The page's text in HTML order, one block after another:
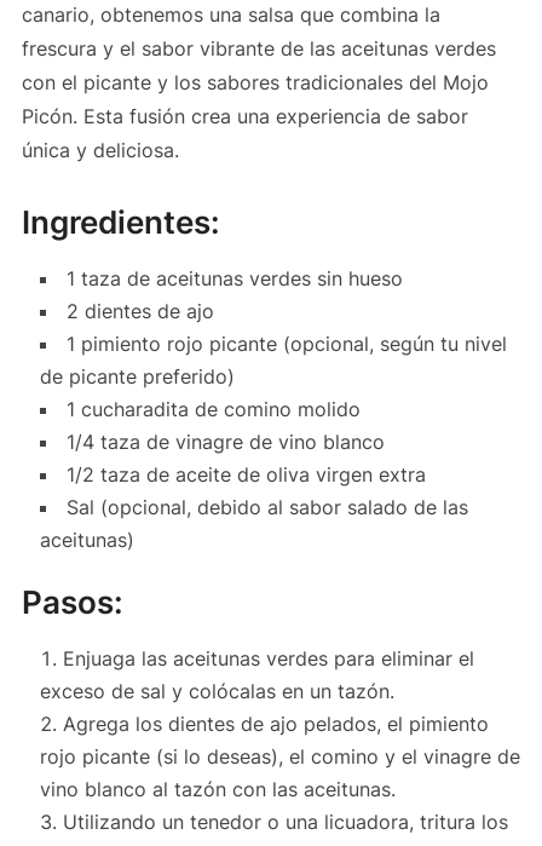
canario, obtenemos una salsa que combina la
frescura y el sabor vibrante de las aceitunas verdes
con el picante y los sabores tradicionales del Mojo
Picón. Esta fusión crea una experiencia de sabor
única y deliciosa.
Ingredientes:
1 taza de aceitunas verdes sin hueso
2 dientes de ajo
1 pimiento rojo picante (opcional, según tu nivel
de picante preferido)
1 cucharadita de comino molido
1/4 taza de vinagre de vino blanco
1/2 taza de aceite de oliva virgen extra
Sal (opcional, debido al sabor salado de las
aceitunas)
Pasos:
Enjuaga las aceitunas verdes para eliminar el
exceso de sal y colócalas en un tazón.
Agrega los dientes de ajo pelados, el pimiento
rojo picante (si lo deseas), el comino y el vinagre de
vino blanco al tazón con las aceitunas.
Utilizando un tenedor o una licuadora, tritura los